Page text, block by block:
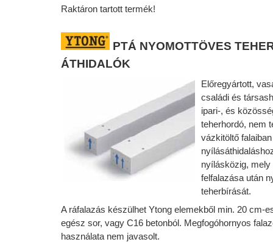
Raktáron tartott termék!
PTÁ NYOMOTTÖVES
ÁTHIDALÓK
Előregyártott,
családi és
ipari-, és
teherhordó, nem
vázkitöltő falaiban
nyílásközig, mely
felfalazása után
teherbírását.
A ráfalazás készülhet Ytong elemekből min. 20 cm-
egész sor, vagy C16 betonból. Megfogóhornyos
használata nem javasolt.